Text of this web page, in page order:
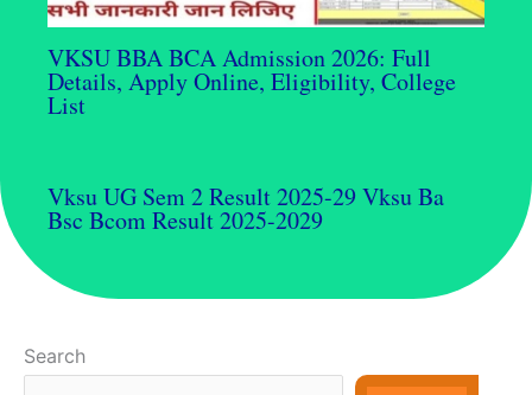
VKSU BBA BCA Admission 2026: Full
Details, Apply Online, Eligibility, College
List
Vksu UG Sem 2 Result 2025-29 Vksu Ba
Bsc Bcom Result 2025-2029
Search